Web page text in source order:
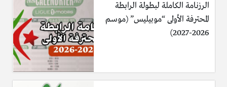
الرزنامة الكاملة لبطولة الرابطة
المحترفة الأولى “موبيليس” (موسم
2026-2027)